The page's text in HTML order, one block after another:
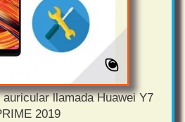
llamada Huawei Y7
2019